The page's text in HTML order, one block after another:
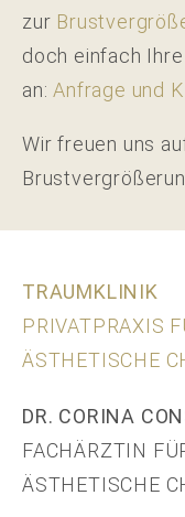
zur
doch einfach
an: Anfrage und
Wir freuen uns
TRAUMKLINIK
PRIVATPRAXIS
ÄSTHETISCHE
DR. CORINA
FACHÄRZTIN
ÄSTHETISCHE